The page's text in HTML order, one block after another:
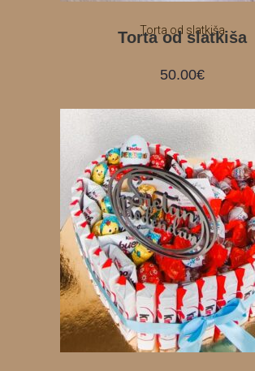
Torta od slatkiša
Torta od slatkiša
50.00€